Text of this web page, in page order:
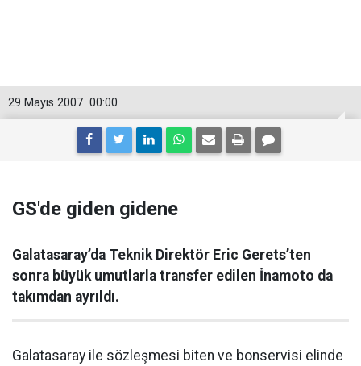
00:00
29 Mayıs 2007
GS'de giden gidene
Galatasaray’da Teknik Direktör Eric Gerets’ten
sonra büyük umutlarla transfer edilen İnamoto da
takımdan ayrıldı.
Galatasaray ile sözleşmesi biten ve bonservisi elinde